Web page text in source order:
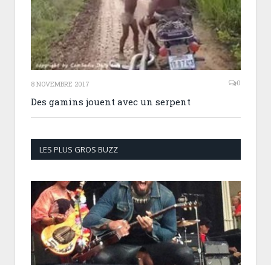
8 NOVEMBRE 2017 0
Des gamins jouent avec un serpent
LES PLUS GROS BUZZ